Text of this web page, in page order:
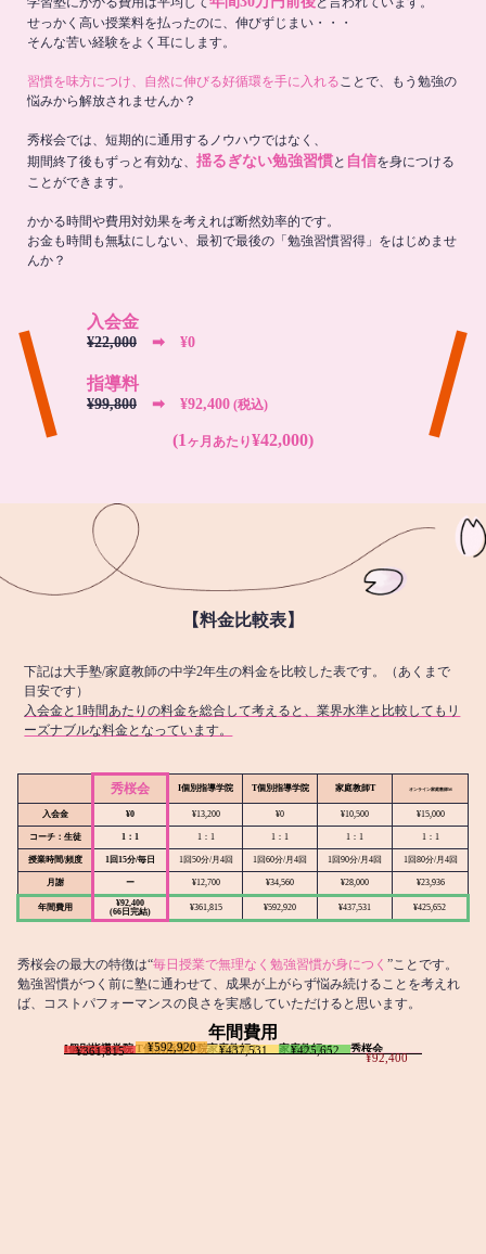
せっかく高い授業料を払ったのに、伸びずじまい・・・
そんな苦い経験をよく耳にします。
習慣を味方につけ、自然に伸びる好循環を手に入れることで、もう勉強の
悩みから解放されませんか？
秀桜会では、短期的に通用するノウハウではなく、
期間終了後もずっと有効な、 揺るぎない勉強習慣と 自信を身につける
ことができます。
かかる時間や費用対効果を考えれば断然効率的です。
お金も時間も無駄にしない、最初で最後の「勉強習慣習得」をはじめませ
んか？
入会金
¥22,000 ➡︎ ¥0
指導料
¥99,800 ➡︎ ¥92,400 (税込)
(1 ヶ月あたり¥42,000)
【料金比較表】
下記は大手塾/家庭教師の中学2年生の料金を比較した表です。（あくまで
目安です）
入会金と1時間あたりの料金を総合して考えると、業界水準と比較してもリ
ーズナブルな料金となっています。
秀桜会 I個別指導学院 T個別指導学院 家庭教師T オンライン家庭教師M
入会金 ¥0 ¥13,200 ¥0 ¥10,500 ¥15,000
コーチ：生徒 1：1 1：1 1：1 1：1 1：1
授業時間/頻度 1回15分/毎日 1回50分/月4回 1回60分/月4回 1回90分/月4回 1回80分/月4回
月謝 ー ¥12,700 ¥34,560 ¥28,000 ¥23,936
年間費用
¥92,400
(66日完結)
¥361,815 ¥592,920 ¥437,531 ¥425,652
秀桜会の最大の特徴は“毎日授業で無理なく勉強習慣が身につく ”ことです。
勉強習慣がつく前に塾に通わせて、成果が上がらず悩み続けることを考えれ
ば、コストパフォーマンスの良さを実感していただけると思います。
年間費用
I個別指導学院
¥361,815 T個別指導学院
¥592,920 家庭教師T
¥437,531 家庭教師M
¥425,652 秀桜会
¥92,400